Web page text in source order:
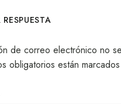
de correo electrónico no
obligatorios están